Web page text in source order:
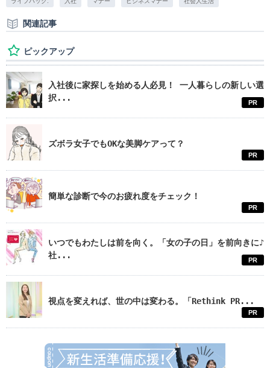
関連記事
ピックアップ
入社後に家探しを始める人必見！ 一人暮らしの新しい選
択...
PR
ズボラ女子でもOKな美脚ケアって？
PR
簡単な診断で今のお疲れ度をチェック！
PR
いつでもわたしは前を向く。「女の子の日」を前向きに♪
社...
PR
視点を変えれば、世の中は変わる。「Rethink PR...
PR